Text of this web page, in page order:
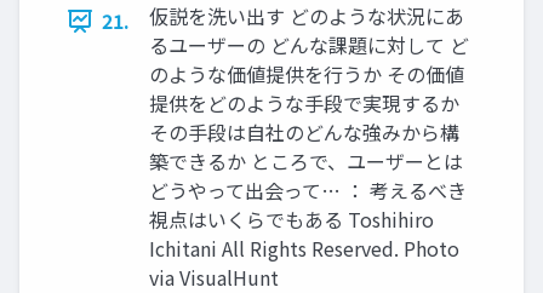
21.
仮説を洗い出す どのような状況にあ
るユーザーの どんな課題に対して ど
のような価値提供を⾏うか その価値
提供をどのような⼿段で実現するか
その⼿段は⾃社のどんな強みから構
築できるか ところで、ユーザーとは
どうやって出会って… ： 考えるべき
視点はいくらでもある Toshihiro
Ichitani All Rights Reserved. Photo
via VisualHunt